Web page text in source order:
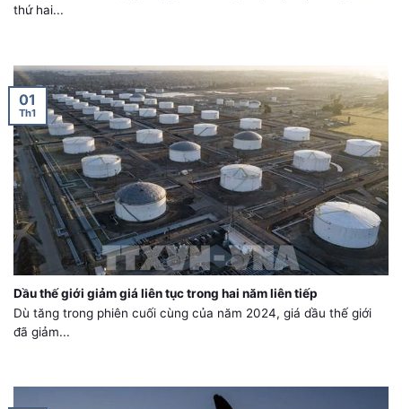
thứ hai...
Dầu thế giới giảm giá liên tục trong hai năm liên tiếp
Dù tăng trong phiên cuối cùng của năm 2024, giá dầu thế giới
đã giảm...
01
Th1